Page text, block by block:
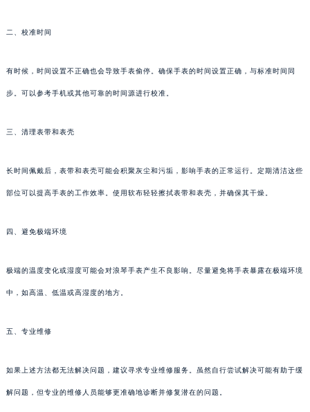
二、校准时间
有时候，时间设置不正确也会导致手表偷停。确保手表的时间设置正确，与标准时间同
步。可以参考手机或其他可靠的时间源进行校准。
三、清理表带和表壳
长时间佩戴后，表带和表壳可能会积聚灰尘和污垢，影响手表的正常运行。定期清洁这些
部位可以提高手表的工作效率。使用软布轻轻擦拭表带和表壳，并确保其干燥。
四、避免极端环境
极端的温度变化或湿度可能会对浪琴手表产生不良影响。尽量避免将手表暴露在极端环境
中，如高温、低温或高湿度的地方。
五、专业维修
如果上述方法都无法解决问题，建议寻求专业维修服务。虽然自行尝试解决可能有助于缓
解问题，但专业的维修人员能够更准确地诊断并修复潜在的问题。